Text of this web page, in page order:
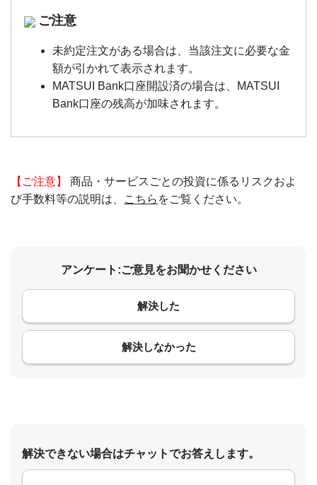
ご注意
未約定注文がある場合は、当該注文に必要な金
額が引かれて表示されます。
MATSUI Bank口座開設済の場合は、MATSUI
Bank口座の残高が加味されます。
【ご注意】
商品・サービスごとの投資に係るリスクおよ
び手数料等の説明は、
こちら をご覧ください。
アンケート:ご意見をお聞かせください
解決した
解決しなかった
コメント
解決できない場合はチャットでお答えします。